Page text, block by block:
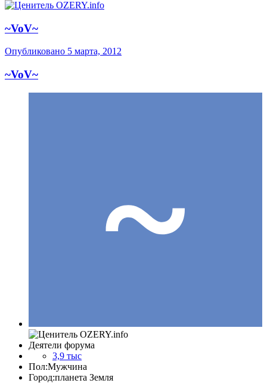
~VoV~
Опубликовано 5 марта, 2012
~VoV~
Деятели форума
3,9 тыс
Пол:Мужчина
Город:планета Земля